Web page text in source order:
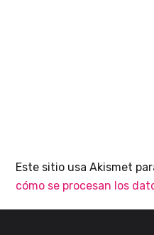
Este sitio usa Akismet
cómo se procesan los